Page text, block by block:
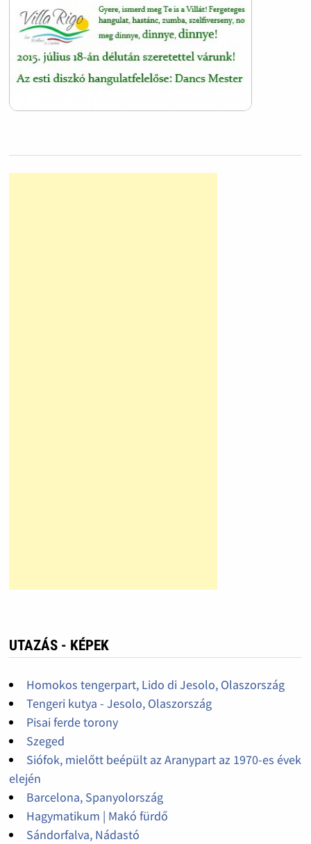
UTAZÁS - KÉPEK
Homokos tengerpart, Lido di Jesolo, Olaszország
Tengeri kutya - Jesolo, Olaszország
Pisai ferde torony
Szeged
Siófok, mielőtt beépült az Aranypart az 1970-es évek
elején
Barcelona, Spanyolország
Hagymatikum | Makó fürdő
Sándorfalva, Nádastó